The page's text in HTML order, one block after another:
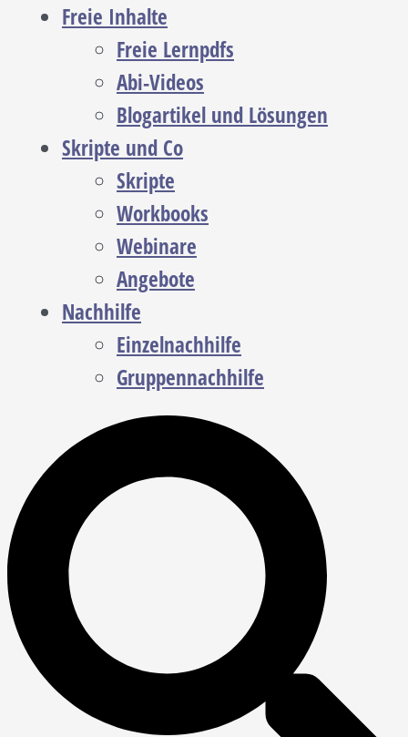
Freie Inhalte
Freie Lernpdfs
Abi-Videos
Blogartikel und Lösungen
Skripte und Co
Skripte
Workbooks
Webinare
Angebote
Nachhilfe
Einzelnachhilfe
Gruppennachhilfe